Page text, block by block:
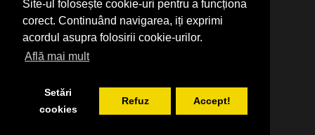
Site-ul folosește cookie-uri pentru a funcționa
corect. Continuând navigarea, iți exprimi
acordul asupra folosirii cookie-urilor.
Află mai mult
Setări
cookies
Refuz Accept!